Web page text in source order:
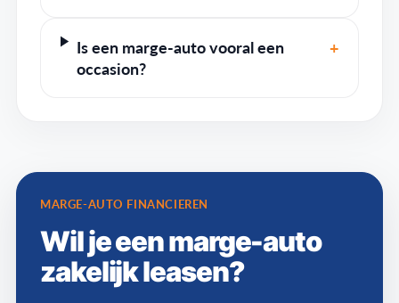
Is een marge-auto vooral een
occasion?
+
MARGE-AUTO FINANCIEREN
Wil je een marge-auto
zakelijk leasen?